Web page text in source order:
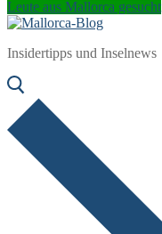
Leute aus Mallorca gesucht
Insidertipps und Inselnews